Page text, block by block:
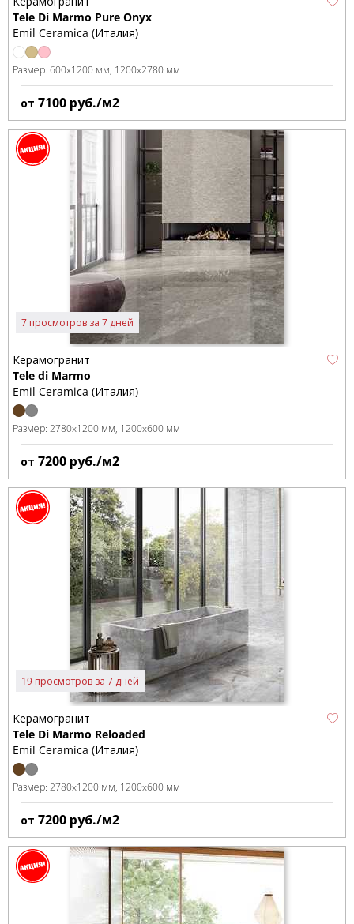
Tele Di Marmo Pure Onyx
Emil Ceramica (Италия)
Размер: 600x1200 мм 1200x2780 мм
от 7100 руб./м2
7 просмотров за 7 дней
Керамогранит
Tele di Marmo
Emil Ceramica (Италия)
Размер: 2780x1200 мм 1200x600 мм
от 7200 руб./м2
19 просмотров за 7 дней
Керамогранит
Tele Di Marmo Reloaded
Emil Ceramica (Италия)
Размер: 2780x1200 мм 1200x600 мм
от 7200 руб./м2